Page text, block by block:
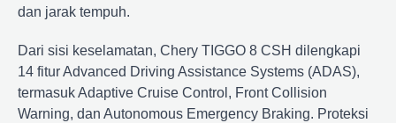
dan jarak tempuh.
Dari sisi keselamatan, Chery TIGGO 8 CSH dilengkapi
14 fitur Advanced Driving Assistance Systems (ADAS),
termasuk Adaptive Cruise Control, Front Collision
Warning, dan Autonomous Emergency Braking. Proteksi